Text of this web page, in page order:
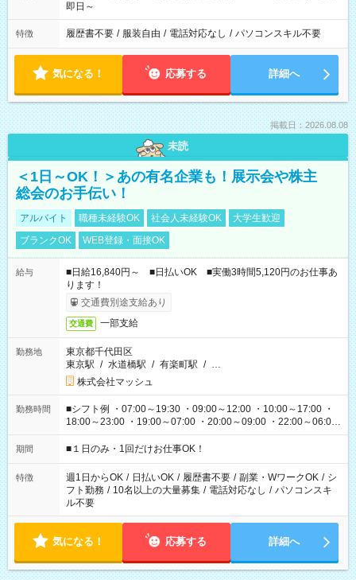
即日～
特徴 履歴書不要 / 服装自由 / 電話対応なし / パソコンスキル不要
気になる！ 応募する 詳細へ
掲載日：2026.08.08
未読
＜1日～OK！＞あの有名企業も！展示会や株主
総会のお手伝い！
アルバイト 職種未経験OK 社会人未経験OK
大学生歓迎
ブランクOK
WEB登録・面接OK
給与
■日給16,840円～ ■日払いOK ■実働3時間5,120円のお仕事あ
ります！
交通費別途支給あり
交通費 一部支給
勤務地
東京都千代田区
東京駅 / 水道橋駅 / 有楽町駅 / …
株式会社マッシュ
勤務時間
■シフト例 ・07:00～19:30 ・09:00～12:00 ・10:00～17:00 ・
18:00～23:00 ・19:00～07:00 ・20:00～09:00 ・22:00～06:00
etc ★最短で3時間で5,120円のお仕事から 15時間で2万円近く稼
げるお仕事も！ ご希望のお時間に合わせてご紹介！ ※シフトは
ください！
期間 ■１日のみ・1回だけお仕事OK！
特徴 週1日からOK / 日払いOK / 履歴書不要 / 副業・WワークOK / シ
フト勤務 / 10名以上の大量募集 / 電話対応なし / パソコンスキ
ル不要
気になる！ 応募する 詳細へ